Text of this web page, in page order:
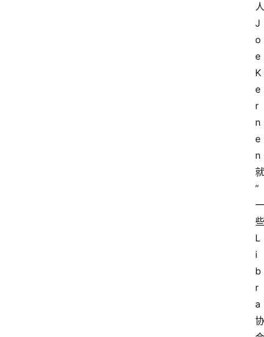
人
J
o
e
K
e
r
n
e
n
就
“
一
些
L
i
b
r
a
协